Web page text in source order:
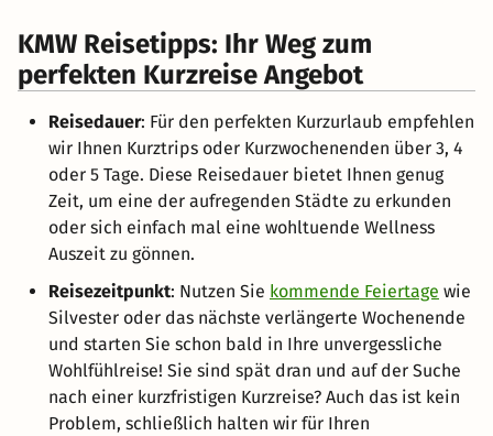
KMW Reisetipps: Ihr Weg zum
perfekten Kurzreise Angebot
Reisedauer: Für den perfekten Kurzurlaub empfehlen
wir Ihnen Kurztrips oder Kurzwochenenden über 3, 4
oder 5 Tage. Diese Reisedauer bietet Ihnen genug
Zeit, um eine der aufregenden Städte zu erkunden
oder sich einfach mal eine wohltuende Wellness
Auszeit zu gönnen.
Reisezeitpunkt: Nutzen Sie kommende Feiertage wie
Silvester oder das nächste verlängerte Wochenende
und starten Sie schon bald in Ihre unvergessliche
Wohlfühlreise! Sie sind spät dran und auf der Suche
nach einer kurzfristigen Kurzreise? Auch das ist kein
Problem, schließlich halten wir für Ihren